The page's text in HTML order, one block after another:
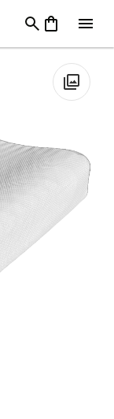
SX Sleep
🔍